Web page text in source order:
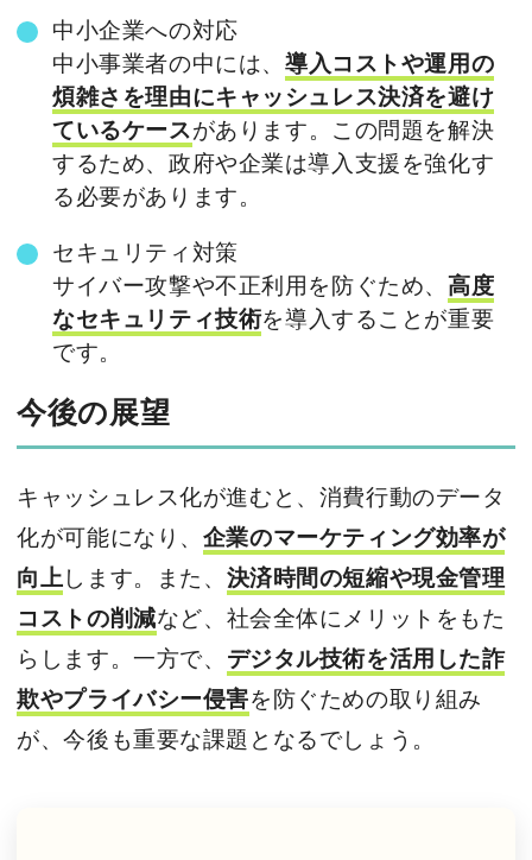
中小企業への対応
中小事業者の中には、 導入コストや運用の
煩雑さを理由にキャッシュレス決済を避け
ているケースがあります。この問題を解決
するため、政府や企業は導入支援を強化す
る必要があります。
セキュリティ対策
サイバー攻撃や不正利用を防ぐため、 高度
なセキュリティ技術を導入することが重要
です。
今後の展望
キャッシュレス化が進むと、消費行動のデータ
化が可能になり、 企業のマーケティング効率が
向上します。また、 決済時間の短縮や現金管理
コストの削減など、社会全体にメリットをもた
らします。一方で、 デジタル技術を活用した詐
欺やプライバシー侵害を防ぐための取り組み
が、今後も重要な課題となるでしょう。